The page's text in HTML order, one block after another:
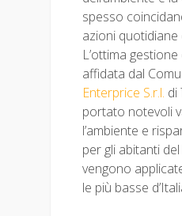
spesso
azioni quotidiane
L’ottima
affidata dal
Enterprice S.r.l. di
portato notevoli
l’ambiente e
per gli abitanti
vengono
le più basse